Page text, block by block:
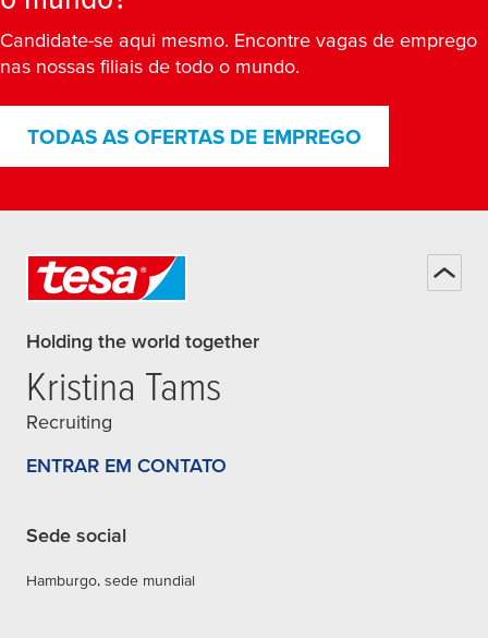
Candidate-se aqui mesmo. Encontre vagas de emprego
nas nossas filiais de todo o mundo.
TODAS AS OFERTAS DE EMPREGO
Holding the world together
Kristina Tams
Recruiting
ENTRAR EM CONTATO
Sede social
Hamburgo, sede mundial